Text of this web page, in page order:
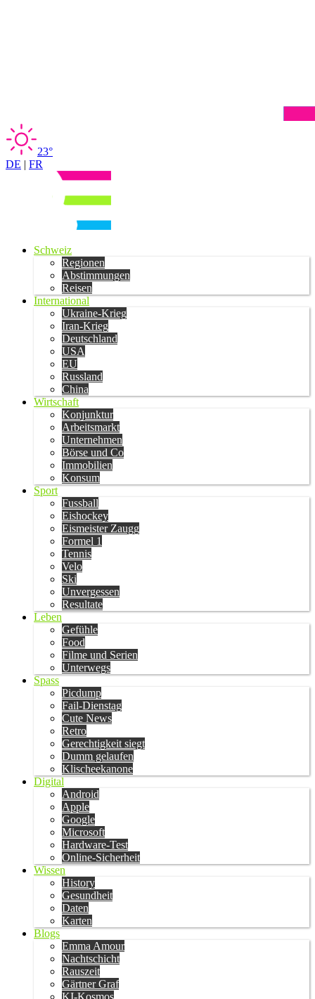
23°
DE | FR
Schweiz
Regionen
Abstimmungen
Reisen
International
Ukraine-Krieg
Iran-Krieg
Deutschland
USA
EU
Russland
China
Wirtschaft
Konjunktur
Arbeitsmarkt
Unternehmen
Börse und Co
Immobilien
Konsum
Sport
Fussball
Eishockey
Eismeister Zaugg
Formel 1
Tennis
Velo
Ski
Unvergessen
Resultate
Leben
Gefühle
Food
Filme und Serien
Unterwegs
Spass
Picdump
Fail-Dienstag
Cute News
Retro
Gerechtigkeit siegt
Dumm gelaufen
Klischeekanone
Digital
Android
Apple
Google
Microsoft
Hardware-Test
Online-Sicherheit
Wissen
History
Gesundheit
Daten
Karten
Blogs
Emma Amour
Nachtschicht
Rauszeit
Gärtner Graf
KI-Kosmos